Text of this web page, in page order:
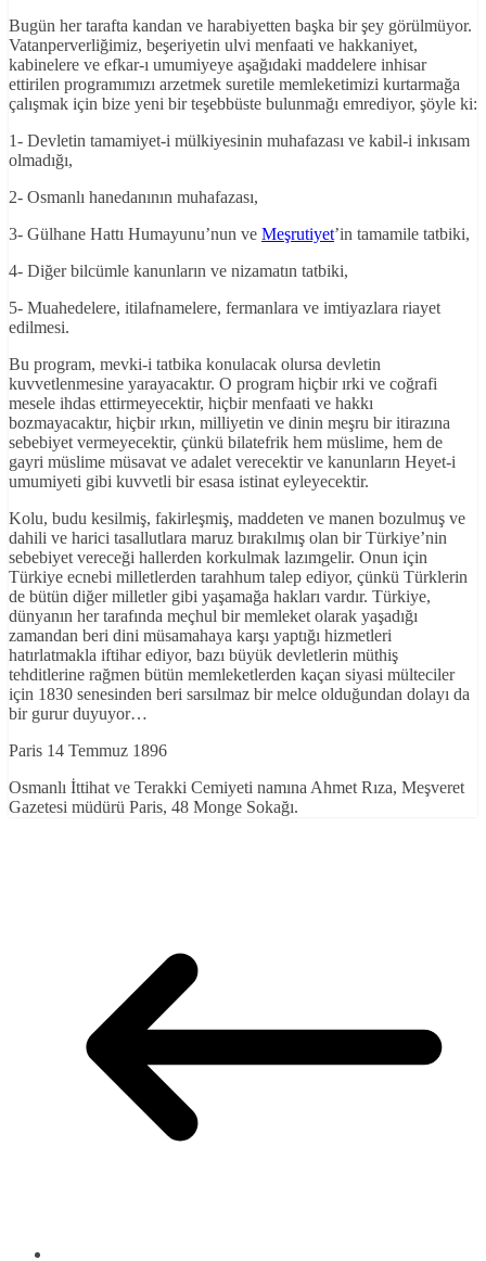
Bugün her tarafta kandan ve harabiyetten başka bir şey görülmüyor.
Vatanperverliğimiz, beşeriyetin ulvi menfaati ve hakkaniyet,
kabinelere ve efkar-ı umumiyeye aşağıdaki maddelere inhisar
ettirilen programımızı arzetmek suretile memleketimizi kurtarmağa
çalışmak için bize yeni bir teşebbüste bulunmağı emrediyor, şöyle ki:
1- Devletin tamamiyet-i mülkiyesinin muhafazası ve kabil-i inkısam
olmadığı,
2- Osmanlı hanedanının muhafazası,
3- Gülhane Hattı Humayunu’nun ve Meşrutiyet’in tamamile tatbiki,
4- Diğer bilcümle kanunların ve nizamatın tatbiki,
5- Muahedelere, itilafnamelere, fermanlara ve imtiyazlara riayet
edilmesi.
Bu program, mevki-i tatbika konulacak olursa devletin
kuvvetlenmesine yarayacaktır. O program hiçbir ırki ve coğrafi
mesele ihdas ettirmeyecektir, hiçbir menfaati ve hakkı
bozmayacaktır, hiçbir ırkın, milliyetin ve dinin meşru bir itirazına
sebebiyet vermeyecektir, çünkü bilatefrik hem müslime, hem de
gayri müslime müsavat ve adalet verecektir ve kanunların Heyet-i
umumiyeti gibi kuvvetli bir esasa istinat eyleyecektir.
Kolu, budu kesilmiş, fakirleşmiş, maddeten ve manen bozulmuş ve
dahili ve harici tasallutlara maruz bırakılmış olan bir Türkiye’nin
sebebiyet vereceği hallerden korkulmak lazımgelir. Onun için
Türkiye ecnebi milletlerden tarahhum talep ediyor, çünkü Türklerin
de bütün diğer milletler gibi yaşamağa hakları vardır. Türkiye,
dünyanın her tarafında meçhul bir memleket olarak yaşadığı
zamandan beri dini müsamahaya karşı yaptığı hizmetleri
hatırlatmakla iftihar ediyor, bazı büyük devletlerin müthiş
tehditlerine rağmen bütün memleketlerden kaçan siyasi mülteciler
için 1830 senesinden beri sarsılmaz bir melce olduğundan dolayı da
bir gurur duyuyor…
Paris 14 Temmuz 1896
Osmanlı İttihat ve Terakki Cemiyeti namına Ahmet Rıza, Meşveret
Gazetesi müdürü Paris, 48 Monge Sokağı.